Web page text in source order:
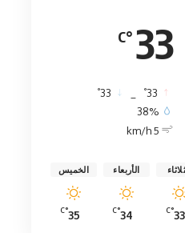
33
°C
33
°
33
°
38%
5 km/h
33
°C
الأربعاء
34
°C
الخميس
35
°C